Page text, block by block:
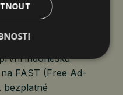
PRNewswire)
indonéská
FAST (Free Ad-
bezplatné